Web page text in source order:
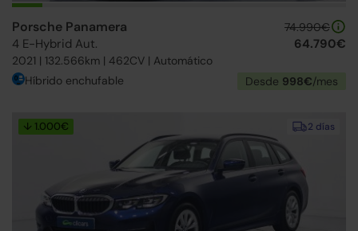
Porsche Panamera
4 E-Hybrid Aut.
2021 | 132.566km | 462CV | Automático
74.990€
64.790€
Híbrido enchufable Desde 998€/mes
2 días
↓ 1.000€